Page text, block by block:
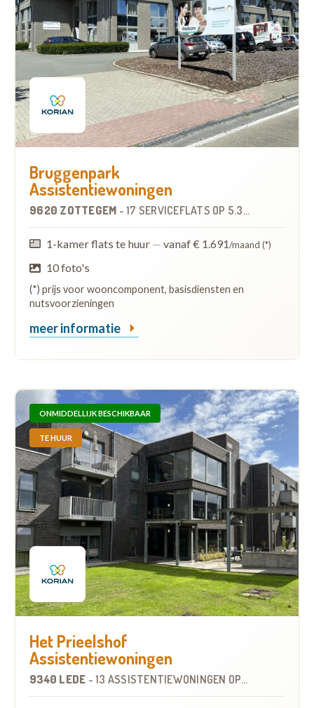
Bruggenpark
Assistentiewoningen
9620 ZOTTEGEM - 17 SERVICEFLATS OP 5.3 KM
1-kamer flats te huur — vanaf € 1.691/maand (*)
10 foto's
(*) prijs voor wooncomponent, basisdiensten en
nutsvoorzieningen
meer informatie
ONMIDDELLIJK BESCHIKBAAR
TE HUUR
Het Prieelshof
Assistentiewoningen
9340 LEDE - 13 ASSISTENTIEWONINGEN OP 7.4 KM